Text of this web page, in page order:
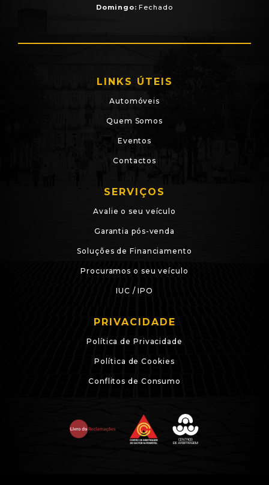
Domingo: Fechado
LINKS ÚTEIS
Automóveis
Quem Somos
Eventos
Contactos
SERVIÇOS
Avalie o seu veículo
Garantia pós-venda
Soluções de Financiamento
Procuramos o seu veículo
IUC / IPO
PRIVACIDADE
Política de Privacidade
Política de Cookies
Conflitos de Consumo